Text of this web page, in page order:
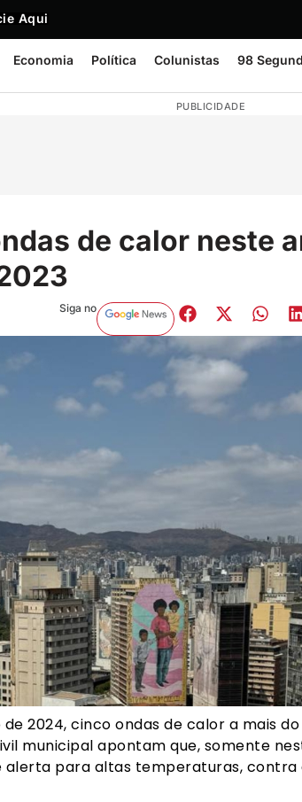
Aqui
Economia Política Colunistas 98
PUBLICIDADE
de calor neste
Siga no
2024, cinco ondas de calor a mais
municipal apontam que, somente
para altas temperaturas, contra